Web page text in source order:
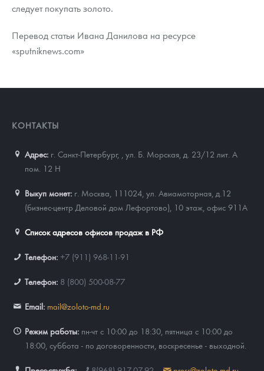
следует покупать золото.
Перевод статьи Ивана Данилова на ресурсе
«sputniknews.com»
КОНТАКТЫ
Адрес: г. Санкт-Петербург,
ул. Б. Морская, д. 23/12 лит. А
пом. 12 Н
Выкуп монет: г. Москва, 111024, ул. Авиамоторная, д.12
(бизнес-центр Деловой дом Лефортово), 10 этаж, офис 911А
Список адресов офисов продаж в РФ
Телефон: +7 (911) 968-11-91
Телефон: 8 (800) 500-08-77
Email: mail@zoloto-md.ru
Режим работы: пн-чт с 10:00 до 18:30, пятница с 10:00 до
18:00, суббота - по договоренности, воскресенье - выходной.